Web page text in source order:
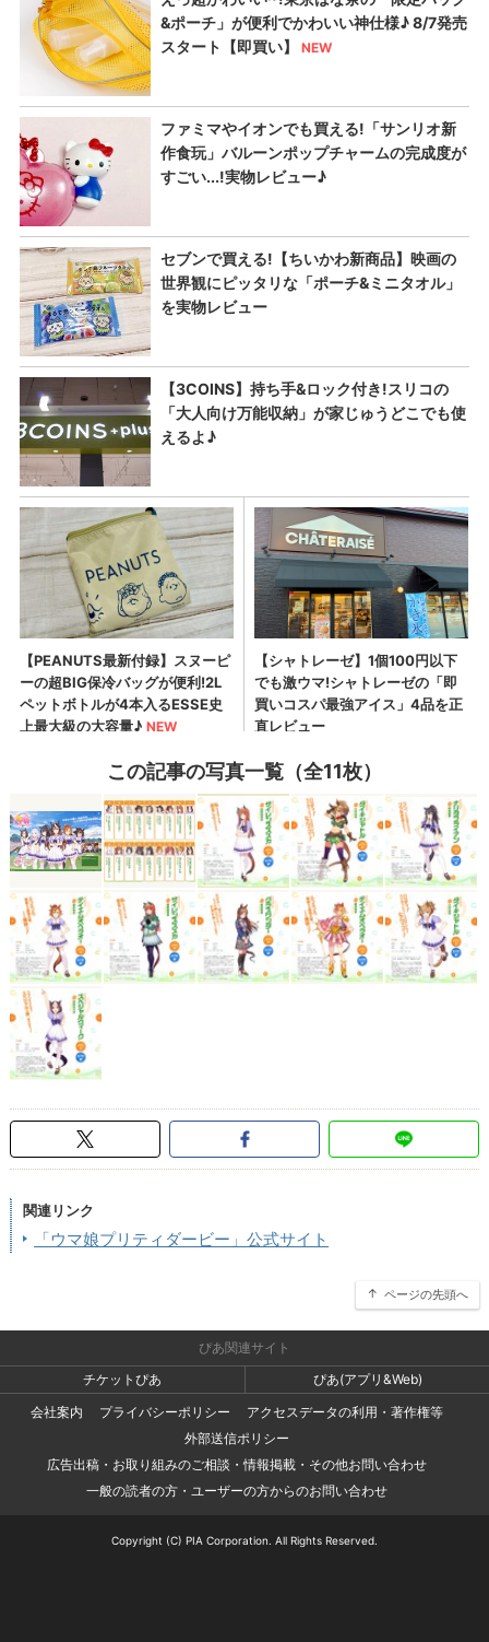
この記事の写真一覧（全11枚）
関連リンク
「ウマ娘プリティダービー」公式サイト
ページの先頭へ
ぴあ関連サイト
チケットぴあ
ぴあ(アプリ&Web)
会社案内
プライバシーポリシー
アクセスデータの利用・著作権等
外部送信ポリシー
広告出稿・お取り組みのご相談・情報掲載・その他お問い合わせ
一般の読者の方・ユーザーの方からのお問い合わせ
Copyright (C) PIA Corporation. All Rights Reserved.